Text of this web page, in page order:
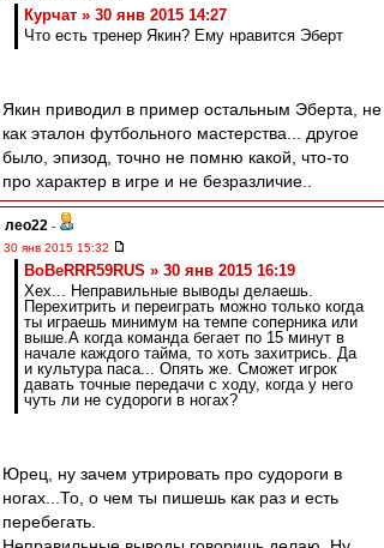
Курчат » 30 янв 2015 14:27
Что есть тренер Якин? Ему нравится Эберт
Якин приводил в пример остальным Эберта, не
как эталон футбольного мастерства... другое
было, эпизод, точно не помню какой, что-то
про характер в игре и не безразличие..
лео22 -
30 янв 2015 15:32
BoBeRRR59RUS » 30 янв 2015 16:19
Хех... Неправильные выводы делаешь.
Перехитрить и переиграть можно только когда
ты играешь минимум на темпе соперника или
выше.А когда команда бегает по 15 минут в
начале каждого тайма, то хоть захитрись. Да
и культура паса... Опять же. Сможет игрок
давать точные передачи с ходу, когда у него
чуть ли не судороги в ногах?
Юрец, ну зачем утрировать про судороги в
ногах...То, о чем ты пишешь как раз и есть
перебегать.